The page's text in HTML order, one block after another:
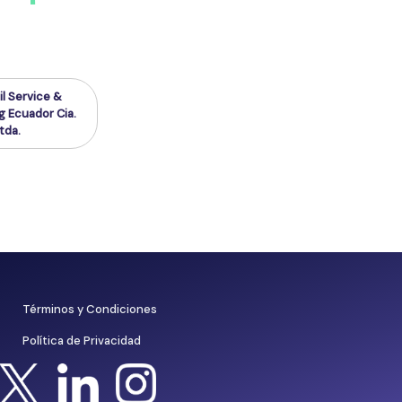
Service &
Ecuador Cia.
Términos y Condiciones
Política de Privacidad